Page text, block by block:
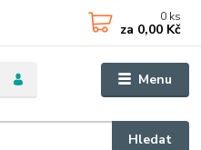
Menu
Hledat
0 ks
za 0,00 Kč